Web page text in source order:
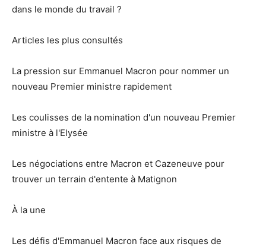
dans le monde du travail ?
Articles les plus consultés
La pression sur Emmanuel Macron pour nommer un
nouveau Premier ministre rapidement
Les coulisses de la nomination d'un nouveau Premier
ministre à l'Elysée
Les négociations entre Macron et Cazeneuve pour
trouver un terrain d'entente à Matignon
À la une
Les défis d'Emmanuel Macron face aux risques de